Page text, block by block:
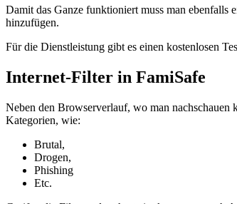
Damit das Ganze funktioniert muss man ebenfalls
hinzufügen.
Für die Dienstleistung gibt es einen kostenlosen
Internet-Filter in FamiSafe
Neben den Browserverlauf, wo man nachschauen
Kategorien, wie:
Brutal,
Drogen,
Phishing
Etc.